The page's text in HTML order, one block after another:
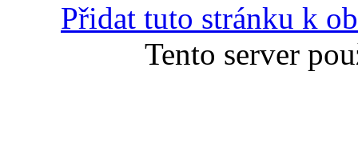
Přidat tuto stránku k
Tento server